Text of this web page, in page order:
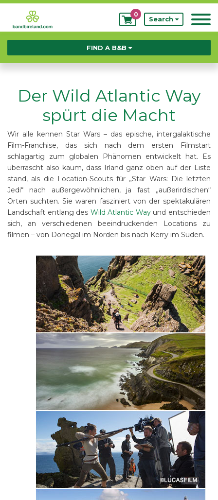
My
Bookings
0
Search
FIND A B&B
Der Wild Atlantic Way
spürt die Macht
Wir alle kennen Star Wars – das epische, intergalaktische
Film-Franchise, das sich nach dem ersten Filmstart
schlagartig zum globalen Phänomen entwickelt hat. Es
überrascht also kaum, dass Irland ganz oben auf der Liste
stand, als die Location-Scouts für „Star Wars: Die letzten
Jedi“ nach außergewöhnlichen, ja fast „außerirdischen“
Orten suchten. Sie waren fasziniert von der spektakulären
Landschaft entlang des Wild Atlantic Wayund entschieden
sich, an verschiedenen beeindruckenden Locations zu
filmen – von Donegal im Norden bis nach Kerry im Süden.